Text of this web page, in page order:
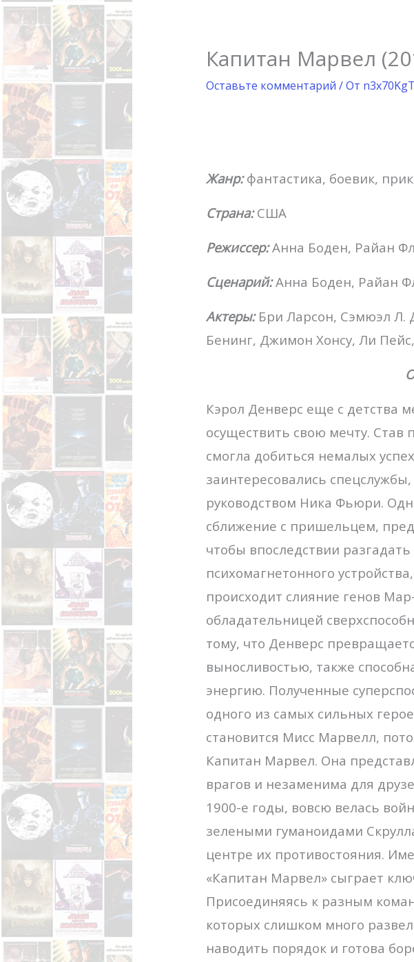
Капитан Марвел
Оставьте комментарий / От
Жанр:фантастика, боевик,
Страна:США
Режиссер:Анна Боден, Райан
Сценарий:Анна Боден, Райан
Актеры: Бри Ларсон, Сэмюэл Л.
Бенинг, Джимон Хонсу, Ли
Кэрол Денверс еще с детства
осуществить свою мечту.
смогла добиться немалых
заинтересовались
руководством Ника Фьюри.
сближение с пришельцем,
чтобы впоследствии
психомагнетонного
происходит слияние генов
обладательницей
тому, что Денверс
выносливостью, также
энергию. Полученные
одного из самых сильных
становится Мисс Марвелл,
Капитан Марвел. Она
врагов и незаменима для
1900-е годы, вовсю велась
зелеными гуманоидами
центре их противостояния.
«Капитан Марвел» сыграет
Присоединяясь к разным
которых слишком много
наводить порядок и готова